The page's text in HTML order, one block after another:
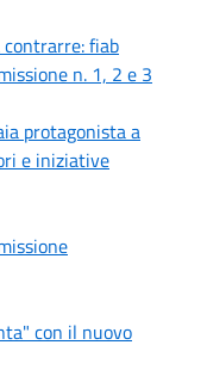
fiab
n. 1, 2 e 3
protagonista a
e iniziative
con il nuovo